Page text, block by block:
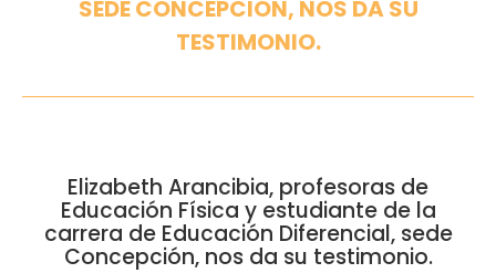
SEDE CONCEPCIÓN, NOS DA SU
TESTIMONIO.
Elizabeth Arancibia, profesoras de
Educación Física y estudiante de la
carrera de Educación Diferencial, sede
Concepción, nos da su testimonio.